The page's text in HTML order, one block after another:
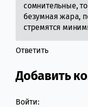
сомнительные,
безумная жара,
стремятся
Ответить
Добавить
Войти: